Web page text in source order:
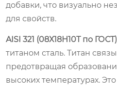
добавки, что визуально
для свойств.
AISI 321 (08Х18Н10Т по ГОСТ)
титаном сталь. Титан
предотвращая
высоких температурах.